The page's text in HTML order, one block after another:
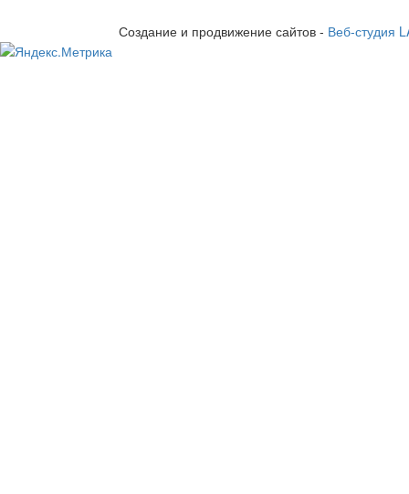
Создание и продвижение сайтов - Веб-студия